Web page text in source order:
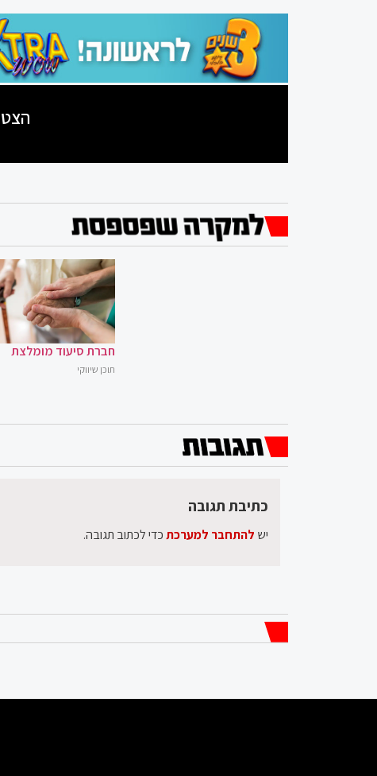
חברת סיעוד מומלצת
תוכן שיווקי
כתיבת תגובה
יש להתחבר למערכתכדי לכתוב תגובה.